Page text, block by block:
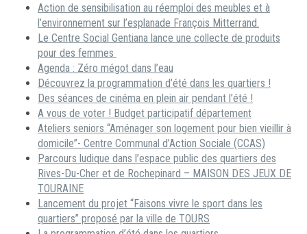
Action de sensibilisation au réemploi des meubles et à
l’environnement sur l’esplanade François Mitterrand.
Le Centre Social Gentiana lance une collecte de produits
pour des femmes
Agenda : Zéro mégot dans l’eau
Découvrez la programmation d’été dans les quartiers !
Des séances de cinéma en plein air pendant l’été !
A vous de voter ! Budget participatif département
Ateliers seniors “Aménager son logement pour bien vieillir à
domicile”- Centre Communal d’Action Sociale (CCAS)
Parcours ludique dans l’espace public des quartiers des
Rives-Du-Cher et de Rochepinard – MAISON DES JEUX DE
TOURAINE
Lancement du projet “Faisons vivre le sport dans les
quartiers” proposé par la ville de TOURS